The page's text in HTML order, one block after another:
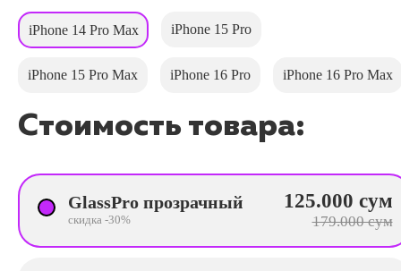
iPhone 14 Pro Max iPhone 15 Pro
iPhone 15 Pro Max iPhone 16 Pro iPhone 16 Pro Max
Стоимость товара:
GlassPro прозрачный
скидка -30%
125.000 сум
179.000 сум